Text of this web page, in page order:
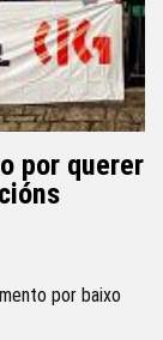
por querer
por baixo